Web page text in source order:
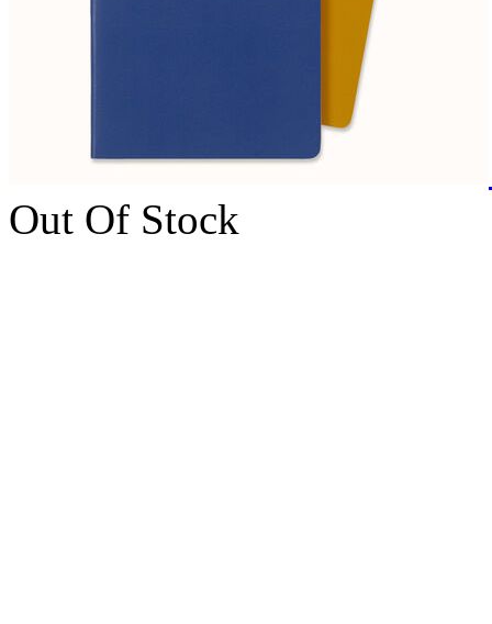
Out Of Stock